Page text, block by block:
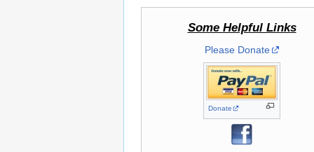
Some Helpful Links
Please Donate
Donate